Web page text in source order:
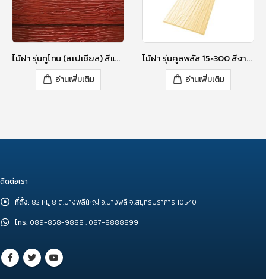
ไม้ฝา รุ่นทูโทน (สเปเชียล) สีแดงทับทิม 20×400 (กว้าง 8 นิ้ว)
อ่านเพิ่มเติม
ไม้ฝา รุ่นคูลพลัส 15×300 สีงาช้าง
อ่านเพิ่มเติม
ติดต่อเรา
ที่ตั้ง: 82 หมู่ 8 ต.บางพลีใหญ่ อ.บางพลี จ.สมุทรปราการ 10540
โทร: 089-858-9888 , 087-8888899